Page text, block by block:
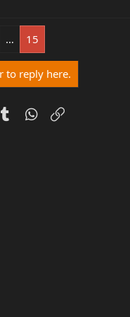
… 15
to reply here.
TumblrWhatsApp